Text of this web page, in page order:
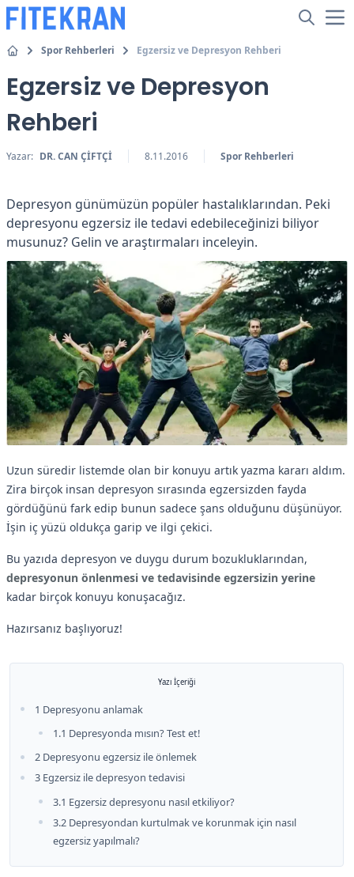
Spor Rehberleri Egzersiz ve Depresyon Rehberi
Egzersiz ve Depresyon
Rehberi
Yazar: DR. CAN ÇİFTÇİ 8.11.2016 Spor Rehberleri
Depresyon günümüzün popüler hastalıklarından. Peki
depresyonu egzersiz ile tedavi edebileceğinizi biliyor
musunuz? Gelin ve araştırmaları inceleyin.
Uzun süredir listemde olan bir konuyu artık yazma kararı aldım.
Zira birçok insan depresyon sırasında egzersizden fayda
gördüğünü fark edip bunun sadece şans olduğunu düşünüyor.
İşin iç yüzü oldukça garip ve ilgi çekici.
Bu yazıda depresyon ve duygu durum bozukluklarından,
depresyonun önlenmesi ve tedavisinde egzersizin yerine
kadar birçok konuyu konuşacağız.
Hazırsanız başlıyoruz!
Yazı İçeriği
1 Depresyonu anlamak
1.1 Depresyonda mısın? Test et!
2 Depresyonu egzersiz ile önlemek
3 Egzersiz ile depresyon tedavisi
3.1 Egzersiz depresyonu nasıl etkiliyor?
3.2 Depresyondan kurtulmak ve korunmak için nasıl
egzersiz yapılmalı?